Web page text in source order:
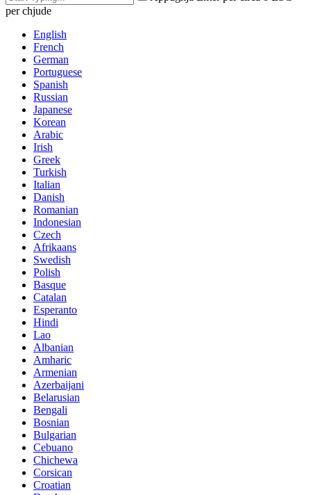
per chjude
English
French
German
Portuguese
Spanish
Russian
Japanese
Korean
Arabic
Irish
Greek
Turkish
Italian
Danish
Romanian
Indonesian
Czech
Afrikaans
Swedish
Polish
Basque
Catalan
Esperanto
Hindi
Lao
Albanian
Amharic
Armenian
Azerbaijani
Belarusian
Bengali
Bosnian
Bulgarian
Cebuano
Chichewa
Corsican
Croatian